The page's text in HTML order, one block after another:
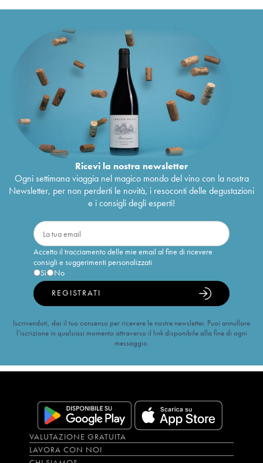
Ricevi la nostra newsletter
Ogni settimana viaggia nel magico mondo del vino con la nostra
Newsletter, per non perderti le novità, i resoconti delle degustazioni
e i consigli degli esperti!
Accetto il tracciamento delle mie email al fine di ricevere
consigli e suggerimenti personalizzati
Sì
No
REGISTRATI
Iscrivendoti, dai il tuo consenso per ricevere le nostre newsletter. Puoi annullare
l’iscrizione in qualsiasi momento attraverso il link disponibile alla fine di ogni
messaggio.
VALUTAZIONE GRATUITA
LAVORA CON NOI